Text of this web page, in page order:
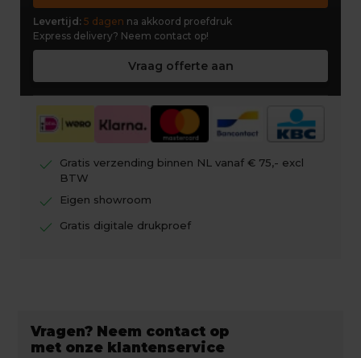
Levertijd: 5 dagen na akkoord proefdruk
Express delivery? Neem contact op!
Vraag offerte aan
check
Gratis verzending binnen NL vanaf € 75,- excl
BTW
check Eigen showroom
check Gratis digitale drukproef
Vragen? Neem contact op
met onze klantenservice